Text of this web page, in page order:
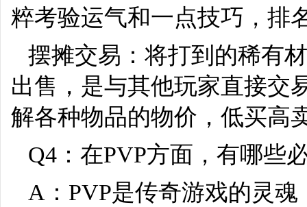
粹考验运气和一点技巧，排
摆摊交易：将打到的稀有
出售，是与其他玩家直接交
解各种物品的物价，低买高
Q4：在PVP方面，有哪些
A：PVP是传奇游戏的灵